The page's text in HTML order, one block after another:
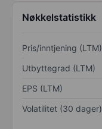
Nøkkelstatistikk
Pris/inntjening (LTM)
Utbyttegrad (LTM)
EPS (LTM)
Volatilitet (30 dager)